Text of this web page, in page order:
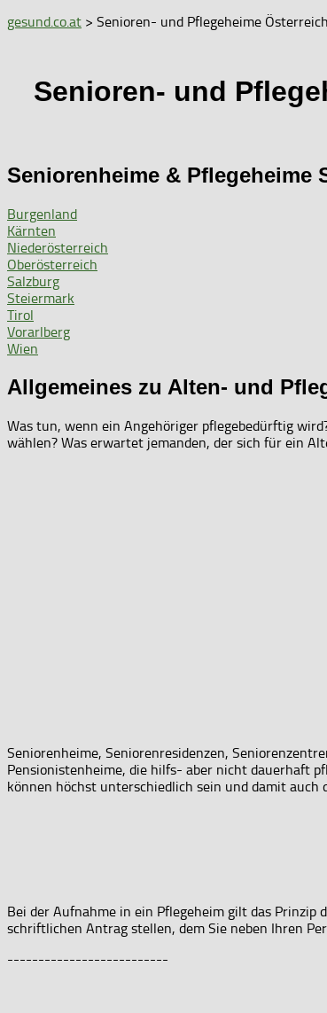
gesund.co.at > Senioren- und Pflegeheime Österreich
Senioren- und
Seniorenheime & Pflegeheime
Burgenland
Kärnten
Niederösterreich
Oberösterreich
Salzburg
Steiermark
Tirol
Vorarlberg
Wien
Allgemeines zu Alten- und
Was tun, wenn ein Angehöriger pflegebedürftig
wählen? Was erwartet jemanden, der sich für ein
Seniorenheime, Seniorenresidenzen,
Pensionistenheime, die hilfs- aber nicht dauerhaft
können höchst unterschiedlich sein und damit auch
Bei der Aufnahme in ein Pflegeheim gilt das Prinzip
schriftlichen Antrag stellen, dem Sie neben Ihren
--------------------------